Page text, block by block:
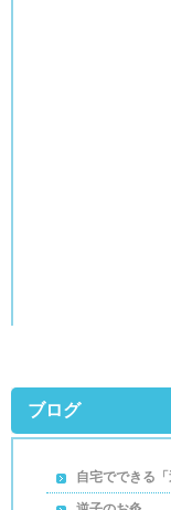
ブログ
自宅でできる